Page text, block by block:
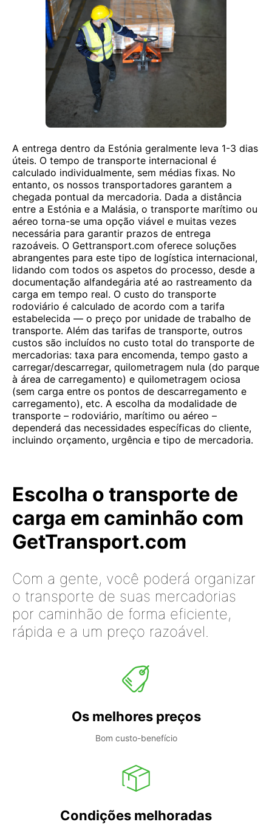
A entrega dentro da Estónia geralmente leva 1-3 dias
úteis. O tempo de transporte internacional é
calculado individualmente, sem médias fixas. No
entanto, os nossos transportadores garantem a
chegada pontual da mercadoria. Dada a distância
entre a Estónia e a Malásia, o transporte marítimo ou
aéreo torna-se uma opção viável e muitas vezes
necessária para garantir prazos de entrega
razoáveis. O Gettransport.com oferece soluções
abrangentes para este tipo de logística internacional,
lidando com todos os aspetos do processo, desde a
documentação alfandegária até ao rastreamento da
carga em tempo real. O custo do transporte
rodoviário é calculado de acordo com a tarifa
estabelecida — o preço por unidade de trabalho de
transporte. Além das tarifas de transporte, outros
custos são incluídos no custo total do transporte de
mercadorias: taxa para encomenda, tempo gasto a
carregar/descarregar, quilometragem nula (do parque
à área de carregamento) e quilometragem ociosa
(sem carga entre os pontos de descarregamento e
carregamento), etc. A escolha da modalidade de
transporte – rodoviário, marítimo ou aéreo –
dependerá das necessidades específicas do cliente,
incluindo orçamento, urgência e tipo de mercadoria.
Escolha o transporte de
carga em caminhão com
GetTransport.com
Com a gente, você poderá organizar
o transporte de suas mercadorias
por caminhão de forma eficiente,
rápida e a um preço razoável.
Os melhores preços
Bom custo-benefício
Condições melhoradas